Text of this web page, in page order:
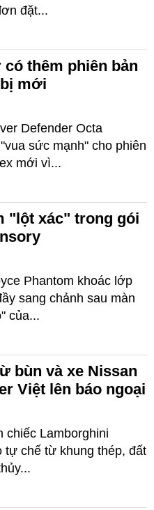
đặt...
có thêm phiên bản
mới
Defender Octa
sức mạnh" cho phiên
mới vì...
"lột xác" trong gói
Phantom khoác lớp
sang chảnh sau màn
của...
bùn và xe Nissan
Việt lên báo ngoại
chiếc Lamborghini
tự chế từ khung thép, đất